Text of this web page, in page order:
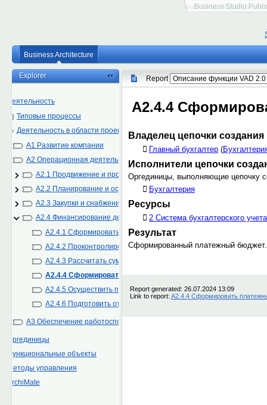
Business Studio
Business Architecture
Explorer
Деятельность
Типовые процессы
Деятельность в области проектирования и монтажа инженерно-
A1 Развитие компании
A2 Операционная деятельность
A2.1 Продвижение и продажи
A2.2 Планирование и осуществление проектных работ
A2.3 Закупки и снабжение
A2.4 Финансирование деятельности и расчеты
A2.4.1 Сформировать бюджет доходов и расходов
A2.4.2 Проконтролировать доходы
A2.4.3 Рассчитать суммы платежей
A2.4.4 Сформировать платежный бюджет
A2.4.5 Осуществить платежи
A2.4.6 Подготовить отчетность
A3 Обеспечение работоспособности
Оргединицы
Функциональные объекты
Методы управления
ArchiMate
Report